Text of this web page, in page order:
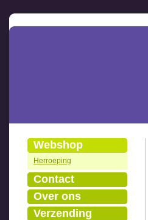
Webshop
Herroeping
Contact
Over ons
Verzending